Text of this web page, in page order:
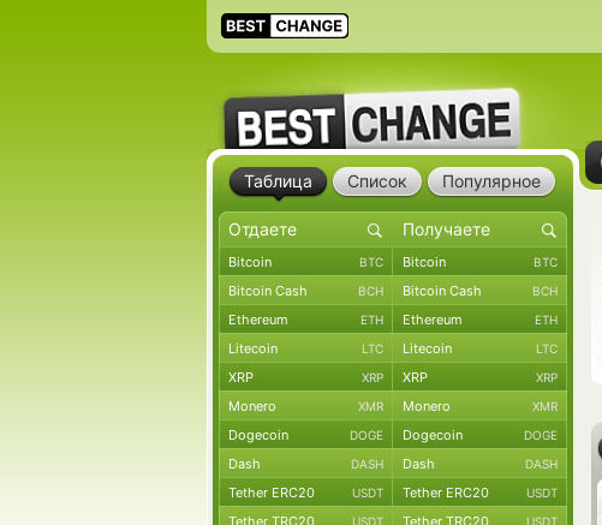
Таблица Список Популярное
Bitcoin BTC Bitcoin BTC
Bitcoin Cash BCH Bitcoin Cash BCH
Ethereum ETH Ethereum ETH
Litecoin LTC Litecoin LTC
XRP XRP XRP XRP
Monero XMR Monero XMR
Dogecoin DOGE Dogecoin DOGE
Dash DASH Dash DASH
Tether ERC20 USDT Tether ERC20 USDT
Tether TRC20 USDT Tether TRC20 USDT